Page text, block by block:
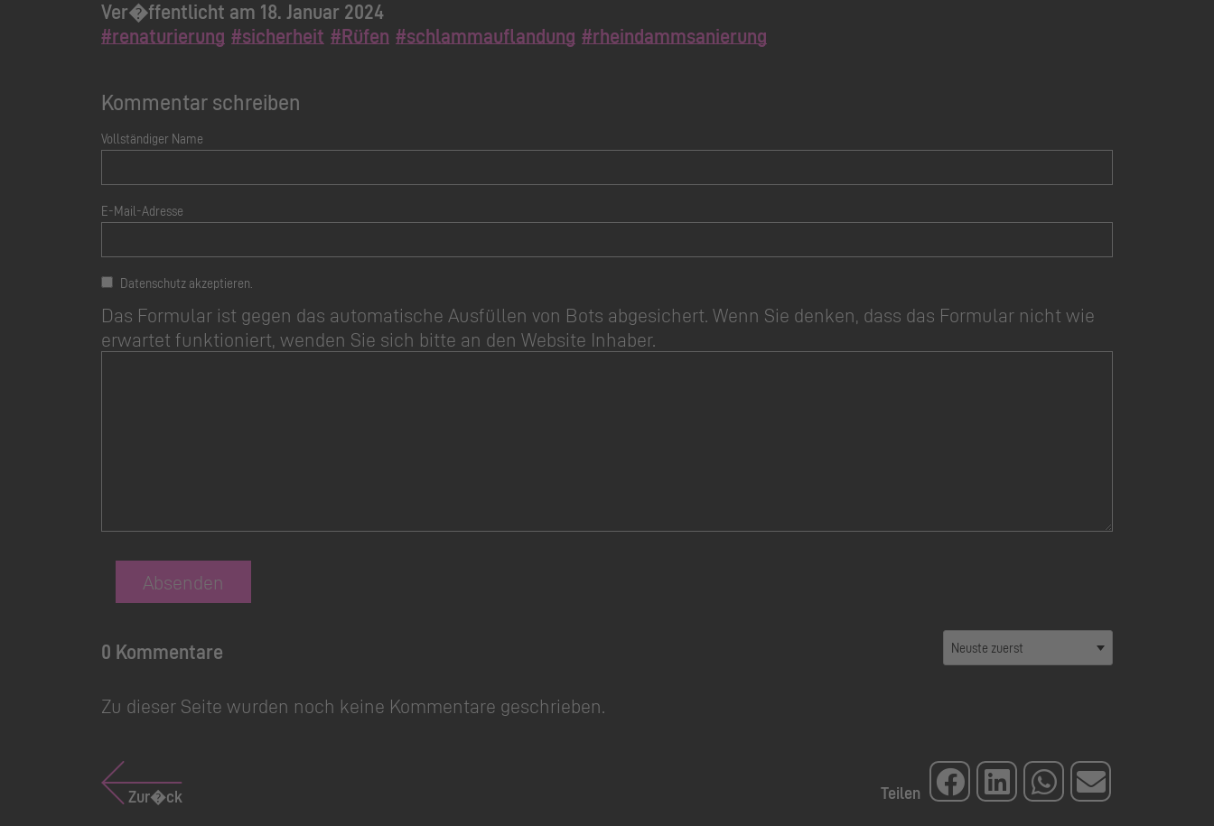
Ver�ffentlicht am 18. Januar 2024
#renaturierung #sicherheit #Rüfen #schlammauflandung #rheindammsanierung
Kommentar schreiben
Vollständiger Name
E-Mail-Adresse
Datenschutz akzeptieren.
Das Formular ist gegen das automatische Ausfüllen von Bots abgesichert. Wenn Sie denken, dass das Formular nicht wie
erwartet funktioniert, wenden Sie sich bitte an den Website Inhaber.
Absenden
0 Kommentare
Zu dieser Seite wurden noch keine Kommentare geschrieben.
Zur�ck